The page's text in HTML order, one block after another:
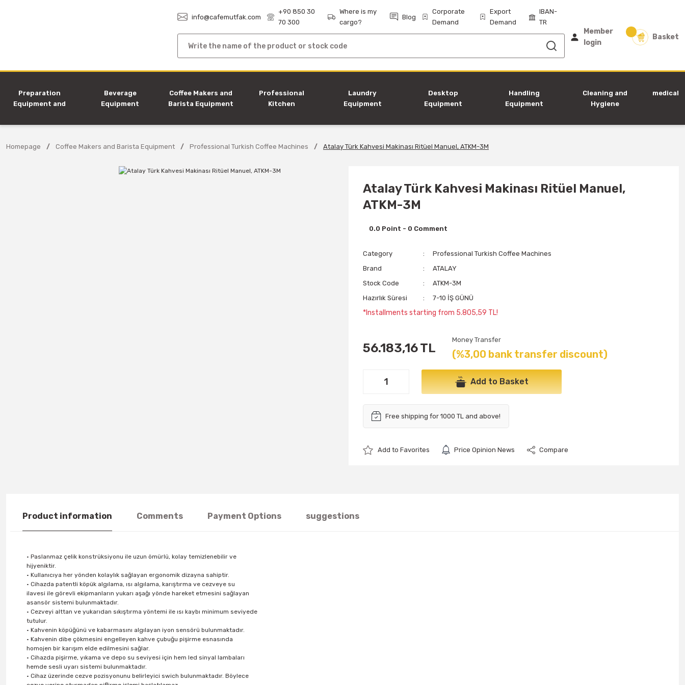
info@cafemutfak.com
+90 850 30
70 300
Where is my
cargo?
Blog
Corporate
Demand
Export
Demand
IBAN-
TR
Member
login
Basket
Preparation
Equipment and
Beverage
Equipment
Coffee Makers and
Barista Equipment
Professional
Kitchen
Laundry
Equipment
Desktop
Equipment
Handling
Equipment
Cleaning and
Hygiene
medical
Homepage Coffee Makers and Barista Equipment Professional Turkish Coffee Machines Atalay Türk Kahvesi Makinası Ritüel Manuel, ATKM-3M
Atalay Türk Kahvesi Makinası Ritüel Manuel,
ATKM-3M
0.0 Point - 0 Comment
Category
Professional Turkish Coffee Machines
Brand
ATALAY
Stock Code
ATKM-3M
Hazırlık Süresi
7-10 İŞ GÜNÜ
*Installments starting from 5.805,59 TL!
56.183,16 TL
Money Transfer
(%3,00 bank transfer discount)
Add to Basket
Free shipping for 1000 TL and above!
Price Opinion News Compare
Product information Comments Payment Options suggestions
• Paslanmaz çelik konstrüksiyonu ile uzun ömürlü, kolay temizlenebilir ve
hijyeniktir.
• Kullanıcıya her yönden kolaylık sağlayan ergonomik dizayna sahiptir.
• Cihazda patentli köpük algılama, ısı algılama, karıştırma ve cezveye su
ilavesi ile görevli ekipmanların yukarı aşağı yönde hareket etmesini sağlayan
asansör sistemi bulunmaktadır.
• Cezveyi alttan ve yukarıdan sıkıştırma yöntemi ile ısı kaybı minimum seviyede
tutulur.
• Kahvenin köpüğünü ve kabarmasını algılayan iyon sensörü bulunmaktadır.
• Kahvenin dibe çökmesini engelleyen kahve çubuğu pişirme esnasında
homojen bir karışım elde edilmesini sağlar.
• Cihazda pişirme, yıkama ve depo su seviyesi için hem led sinyal lambaları
hemde sesli uyarı sistemi bulunmaktadır.
• Cihaz üzerinde cezve pozisyonunu belirleyici swich bulunmaktadır. Böylece